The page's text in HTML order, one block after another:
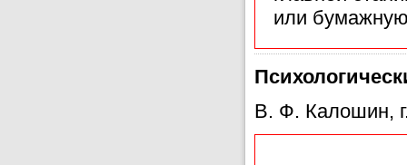
или
В. Ф. Калошин,